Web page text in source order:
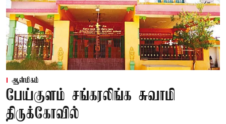
ஆன்மிகம்
பேய்குளம் சங்கரலிங்க சுவாமி
திருக்கோவில்